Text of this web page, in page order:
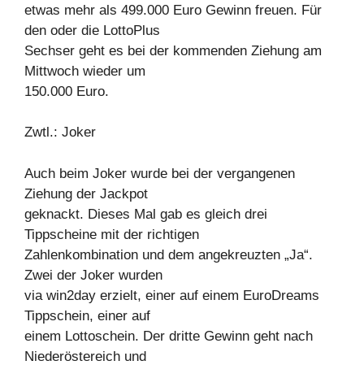
etwas mehr als 499.000 Euro Gewinn freuen. Für
den oder die LottoPlus
Sechser geht es bei der kommenden Ziehung am
Mittwoch wieder um
150.000 Euro.
Zwtl.: Joker
Auch beim Joker wurde bei der vergangenen
Ziehung der Jackpot
geknackt. Dieses Mal gab es gleich drei
Tippscheine mit der richtigen
Zahlenkombination und dem angekreuzten „Ja“.
Zwei der Joker wurden
via win2day erzielt, einer auf einem EuroDreams
Tippschein, einer auf
einem Lottoschein. Der dritte Gewinn geht nach
Niederöstereich und